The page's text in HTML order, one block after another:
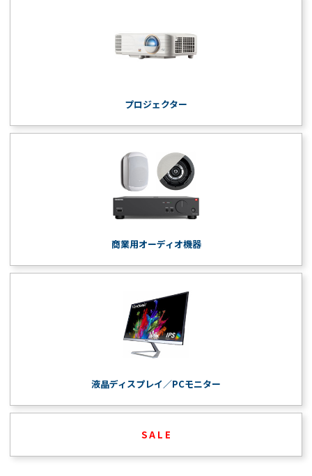
プロジェクター
商業用オーディオ機器
液晶ディスプレイ／PCモニター
S A L E